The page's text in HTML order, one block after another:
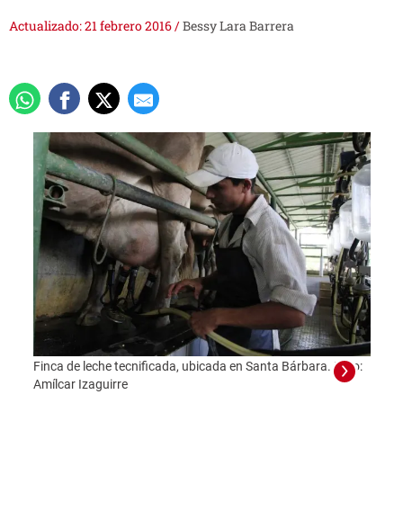
Actualizado: 21 febrero 2016/Bessy Lara Barrera
Finca de leche tecnificada, ubicada en Santa Bárbara. Foto:
Amílcar Izaguirre